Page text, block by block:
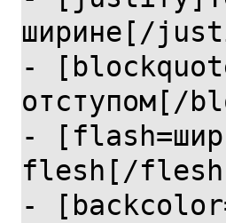
ширине[/
-
отступом[/
-
flesh[/
-